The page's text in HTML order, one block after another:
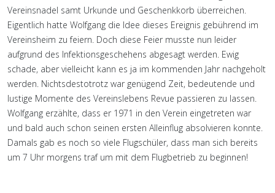
Vereinsnadel samt Urkunde und Geschenkkorb überreichen.
Eigentlich hatte Wolfgang die Idee dieses Ereignis gebührend im
Vereinsheim zu feiern. Doch diese Feier musste nun leider
aufgrund des Infektionsgeschehens abgesagt werden. Ewig
schade, aber vielleicht kann es ja im kommenden Jahr nachgeholt
werden. Nichtsdestotrotz war genügend Zeit, bedeutende und
lustige Momente des Vereinslebens Revue passieren zu lassen.
Wolfgang erzählte, dass er 1971 in den Verein eingetreten war
und bald auch schon seinen ersten Alleinflug absolvieren konnte.
Damals gab es noch so viele Flugschüler, dass man sich bereits
um 7 Uhr morgens traf um mit dem Flugbetrieb zu beginnen!